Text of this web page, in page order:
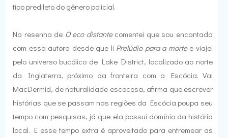
tipo predileto do gênero policial.
Na resenha de O eco distantecomentei que sou encantada
com essa autora desde que li Prelúdio para a mortee viajei
pelo universo bucólico de Lake District, localizado ao norte
da Inglaterra, próximo da fronteira com a Escócia. Val
MacDermid, de naturalidade escocesa, afirma que escrever
histórias que se passam nas regiões da Escócia poupa seu
tempo com pesquisas, já que ela possui domínio da história
local. E esse tempo extra é aproveitado para entremear as